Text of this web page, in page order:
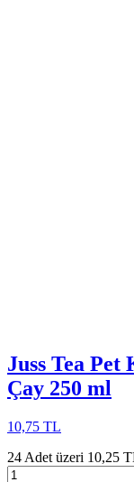
Juss Tea
Çay 250 ml
10,75 TL
24 Adet üzeri 10,25